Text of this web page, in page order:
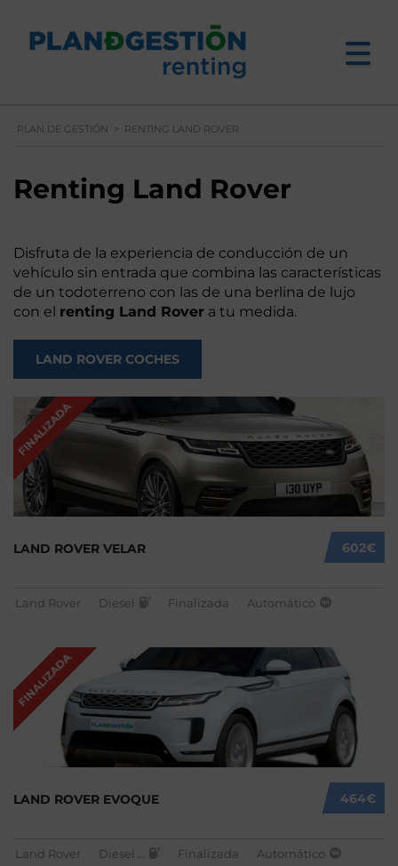
PLAN DE GESTIÓN > RENTING LAND ROVER
Renting Land Rover
Disfruta de la experiencia de conducción de un
vehículo sin entrada que combina las características
de un todoterreno con las de una berlina de lujo
con el renting Land Rover a tu medida.
LAND ROVER COCHES
FINALIZADA
602€
LAND ROVER VELAR
Land Rover Diesel Finalizada Automático
FINALIZADA
464€
LAND ROVER EVOQUE
Land Rover Diesel Finalizada Automático